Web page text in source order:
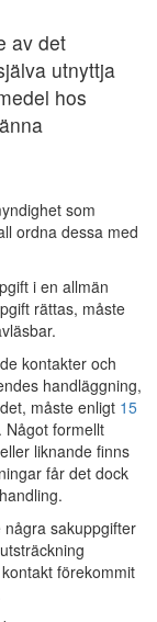
av det
utnyttja
hos
som
ordna dessa med
i en allmän
rättas, måste
kontakter och
handläggning,
måste enligt 15
Något formellt
liknande finns
får det dock
sakuppgifter
förekommit